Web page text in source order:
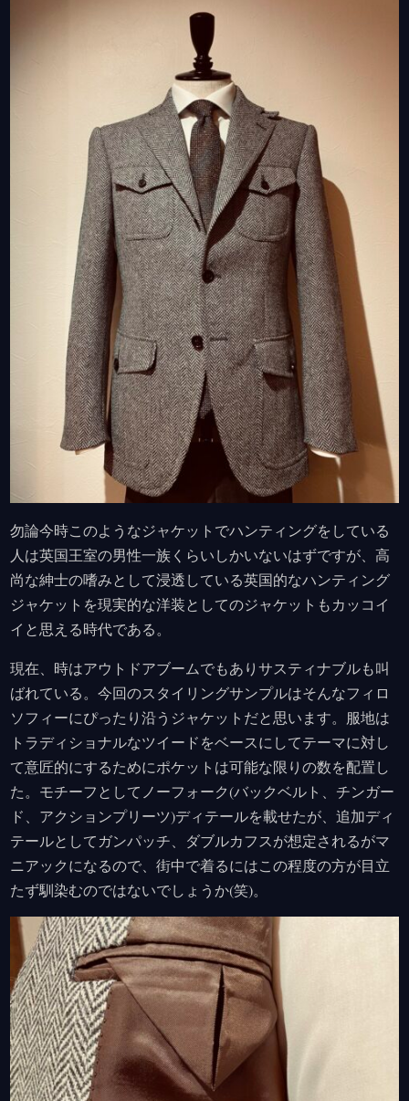
勿論今時このようなジャケットでハンティングをしている
人は英国王室の男性一族くらいしかいないはずですが、高
尚な紳士の嗜みとして浸透している英国的なハンティング
ジャケットを現実的な洋装としてのジャケットもカッコイ
イと思える時代である。
現在、時はアウトドアブームでもありサスティナブルも叫
ばれている。今回のスタイリングサンプルはそんなフィロ
ソフィーにぴったり沿うジャケットだと思います。服地は
トラディショナルなツイードをベースにしてテーマに対し
て意匠的にするためにポケットは可能な限りの数を配置し
た。モチーフとしてノーフォーク(バックベルト、チンガー
ド、アクションプリーツ)ディテールを載せたが、追加ディ
テールとしてガンパッチ、ダブルカフスが想定されるがマ
ニアックになるので、街中で着るにはこの程度の方が目立
たず馴染むのではないでしょうか(笑)。